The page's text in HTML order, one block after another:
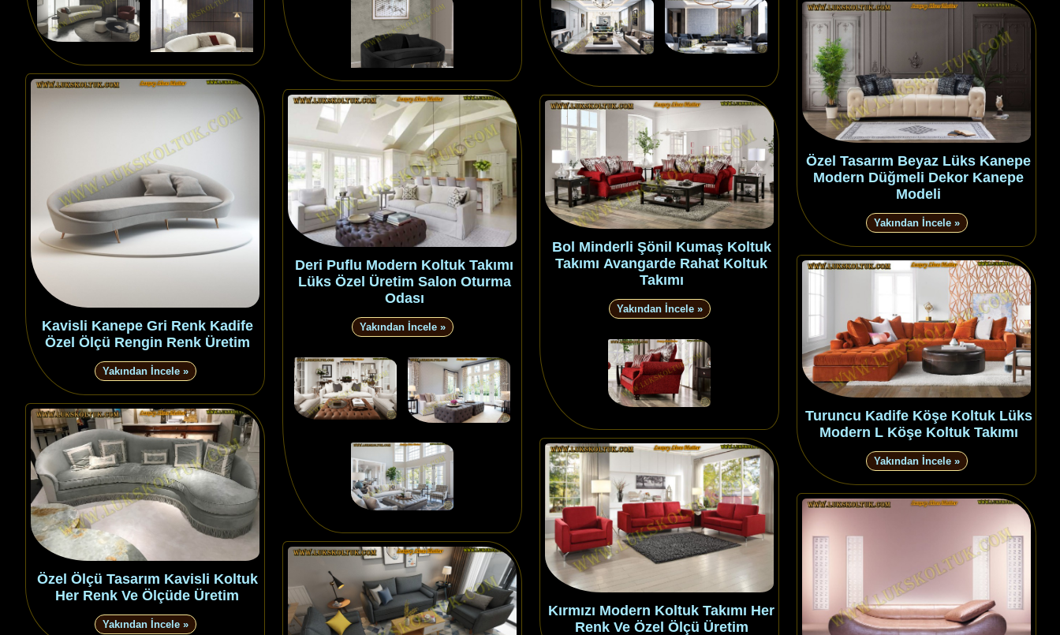
Kavisli Kanepe Gri Renk Kadife
Özel Ölçü Rengin Renk Üretim
Yakından İncele »
Özel Ölçü Tasarım Kavisli Koltuk
Her Renk Ve Ölçüde Üretim
Yakından İncele »
Deri Puflu Modern Koltuk Takımı
Lüks Özel Üretim Salon Oturma
Odası
Yakından İncele »
Bol Minderli Şönil Kumaş Koltuk
Takımı Avangarde Rahat Koltuk
Takımı
Yakından İncele »
Kırmızı Modern Koltuk Takımı Her
Renk Ve Özel Ölçü Üretim
Özel Tasarım Beyaz Lüks Kanepe
Modern Düğmeli Dekor Kanepe
Modeli
Yakından İncele »
Turuncu Kadife Köşe Koltuk Lüks
Modern L Köşe Koltuk Takımı
Yakından İncele »